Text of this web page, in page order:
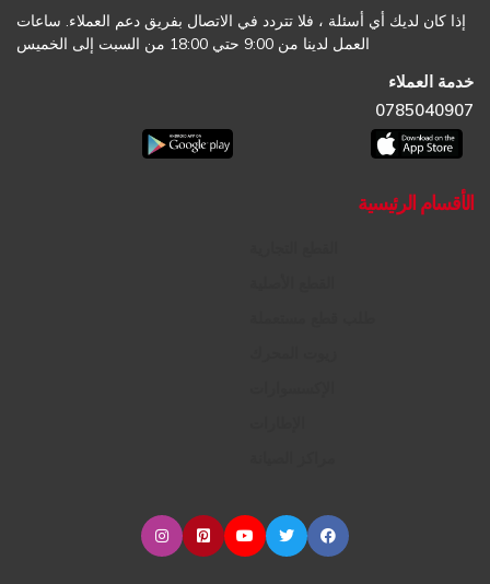
إذا كان لديك أي أسئلة ، فلا تتردد في الاتصال بفريق دعم العملاء. ساعات
العمل لدينا من 9:00 حتي 18:00 من السبت إلى الخميس
خدمة العملاء
0785040907
الأقسام الرئيسية